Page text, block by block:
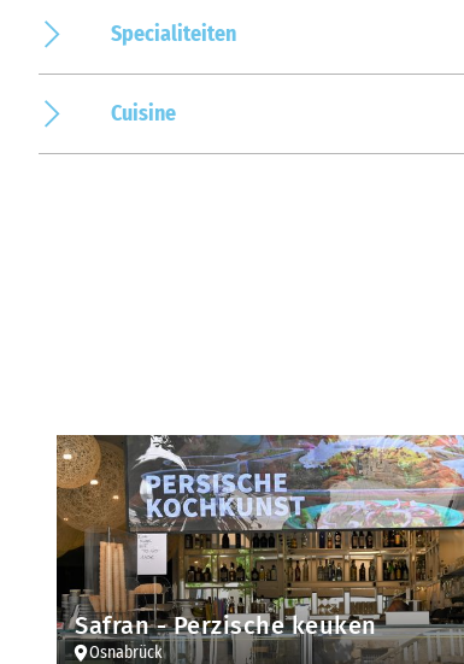
Specialiteiten
Cuisine
Safran - Perzische keuken
Osnabrück